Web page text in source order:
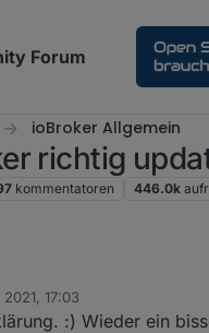
Forum
ioBroker Allgemein
richtig
kommentatoren 446.0k
ja nur ein Installationsskript
die entsprechenden
17:03
:) Wieder ein